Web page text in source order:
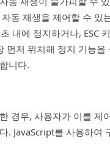
동 재생을 제어할 수 있
내에 정지하거나, ESC
먼저 위치해 정지 기능을
니다.
경우, 사용자가 이를 제
. JavaScript를 사용하여